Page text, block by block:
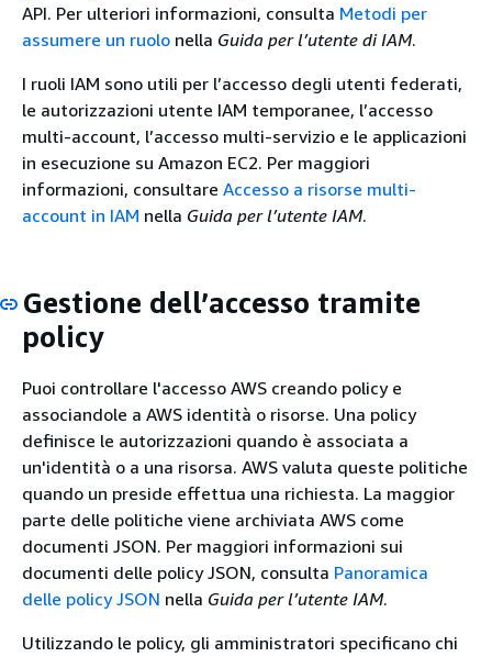
API. Per ulteriori informazioni, consulta Metodi per
assumere un ruolo nella Guida per l’utente di IAM.
I ruoli IAM sono utili per l’accesso degli utenti federati,
le autorizzazioni utente IAM temporanee, l’accesso
multi-account, l’accesso multi-servizio e le applicazioni
in esecuzione su Amazon EC2. Per maggiori
informazioni, consultare Accesso a risorse multi-
account in IAM nella Guida per l’utente IAM.
Gestione dell’accesso tramite
policy
Puoi controllare l'accesso AWS creando policy e
associandole a AWS identità o risorse. Una policy
definisce le autorizzazioni quando è associata a
un'identità o a una risorsa. AWS valuta queste politiche
quando un preside effettua una richiesta. La maggior
parte delle politiche viene archiviata AWS come
documenti JSON. Per maggiori informazioni sui
documenti delle policy JSON, consulta Panoramica
delle policy JSON nella Guida per l’utente IAM.
Utilizzando le policy, gli amministratori specificano chi